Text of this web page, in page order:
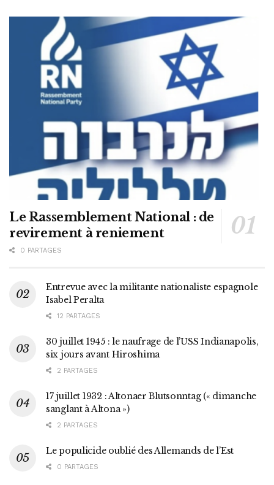
Le Rassemblement National : de
revirement à reniement
0 PARTAGES
Entrevue avec la militante nationaliste espagnole
Isabel Peralta
12 PARTAGES
30 juillet 1945 : le naufrage de l’USS Indianapolis,
six jours avant Hiroshima
2 PARTAGES
17 juillet 1932 : Altonaer Blutsonntag (« dimanche
sanglant à Altona »)
2 PARTAGES
Le populicide oublié des Allemands de l’Est
0 PARTAGES